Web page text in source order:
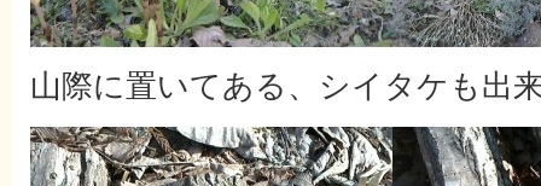
山際に置いてある、シイタケも出